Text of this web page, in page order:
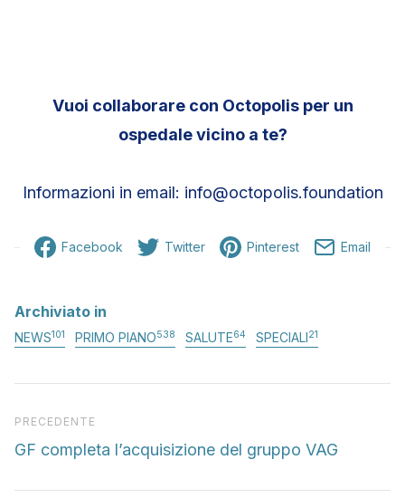
Vuoi collaborare con Octopolis per un
ospedale vicino a te?
Informazioni in email: info@octopolis.foundation
Facebook Twitter Pinterest Email
Archiviato in
NEWS101 PRIMO PIANO538 SALUTE64 SPECIALI21
Articolo precedente
PRECEDENTE
GF completa l’acquisizione del gruppo VAG